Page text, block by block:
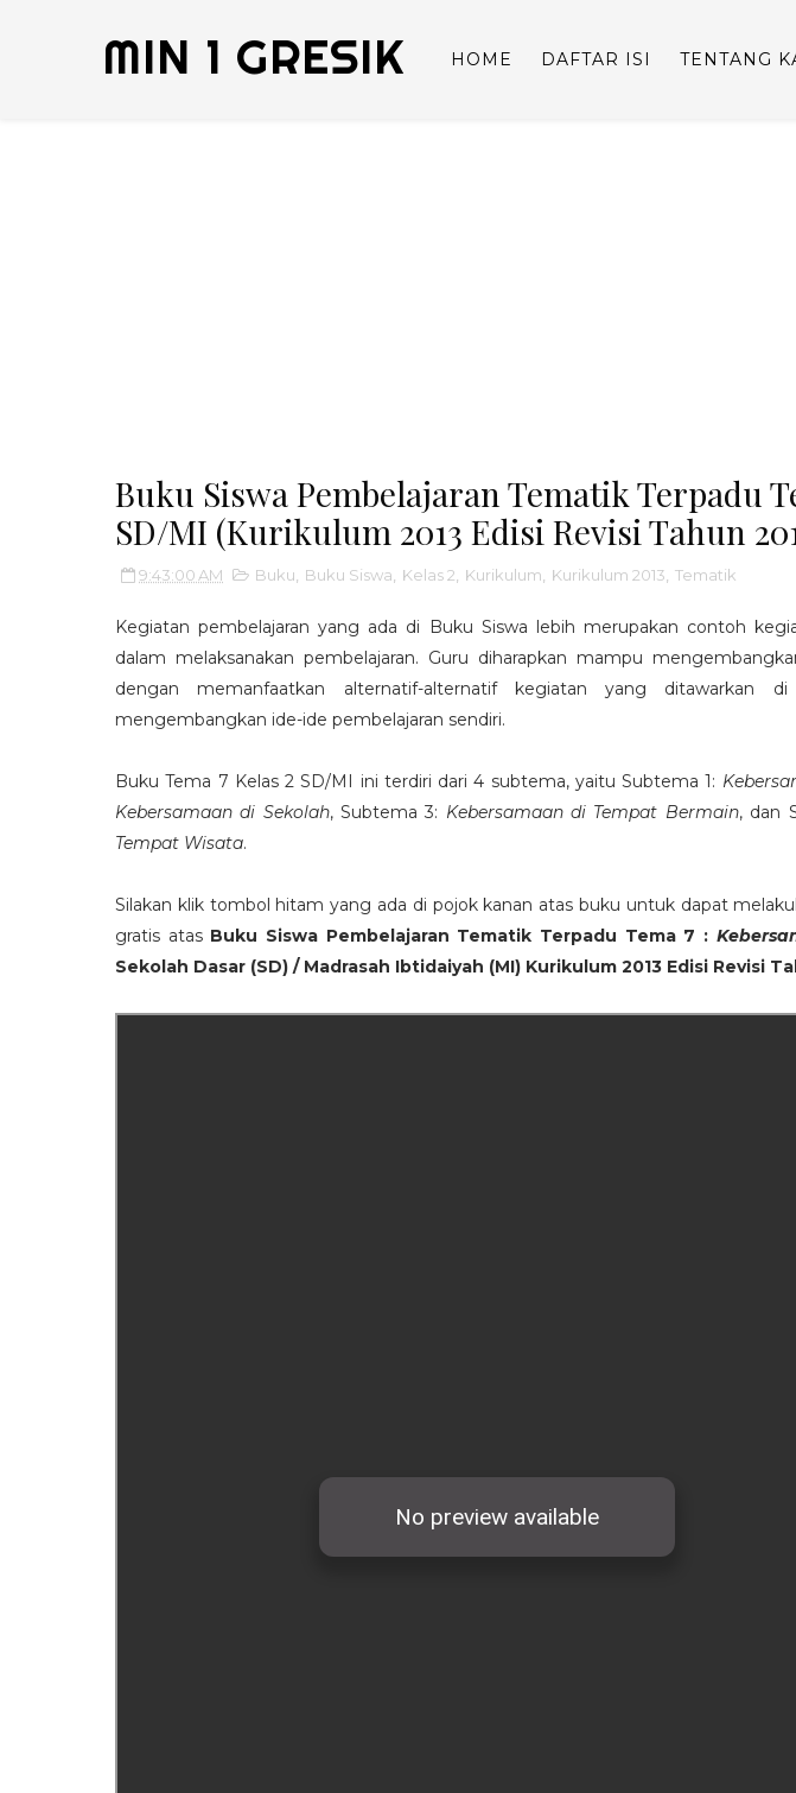
MIN 1 GRESIK HOME DAFTAR ISI TENTANG
Buku Siswa Pembelajaran Tematik Terpadu
SD/MI (Kurikulum 2013 Edisi Revisi Tahun
9:43:00 AM Buku Buku Siswa Kelas 2 Kurikulum Kurikulum 2013 Tematik
Kegiatan pembelajaran yang ada di Buku Siswa lebih merupakan contoh
dalam melaksanakan pembelajaran. Guru diharapkan mampu
dengan memanfaatkan alternatif-alternatif kegiatan yang ditawarkan
mengembangkan ide-ide pembelajaran sendiri.
Buku Tema 7 Kelas 2 SD/MI ini terdiri dari 4 subtema, yaitu Subtema 1:
Kebersamaan di Sekolah, Subtema 3: Kebersamaan di Tempat Bermain, dan
Tempat Wisata.
Silakan klik tombol hitam yang ada di pojok kanan atas buku untuk dapat
gratis atas Buku Siswa Pembelajaran Tematik Terpadu Tema 7 :
Sekolah Dasar (SD) / Madrasah Ibtidaiyah (MI) Kurikulum 2013 Edisi Revisi